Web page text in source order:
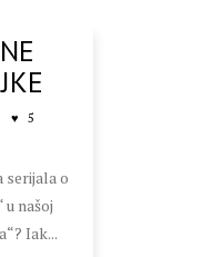
5
serijala o
našoj
Iak...